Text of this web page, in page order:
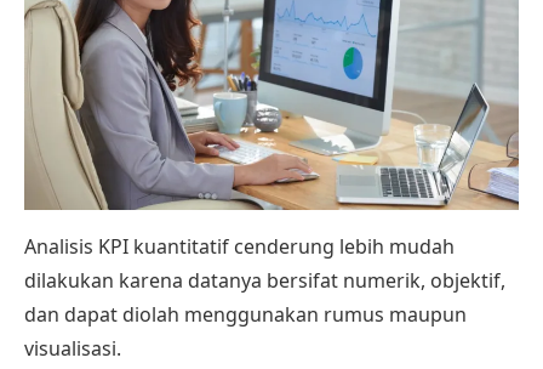
Analisis KPI kuantitatif cenderung lebih mudah
dilakukan karena datanya bersifat numerik, objektif,
dan dapat diolah menggunakan rumus maupun
visualisasi.